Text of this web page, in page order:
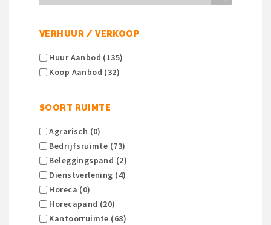
VERHUUR / VERKOOP
Huur Aanbod (135)
Koop Aanbod (32)
SOORT RUIMTE
Agrarisch (0)
Bedrijfsruimte (73)
Beleggingspand (2)
Dienstverlening (4)
Horeca (0)
Horecapand (20)
Kantoorruimte (68)